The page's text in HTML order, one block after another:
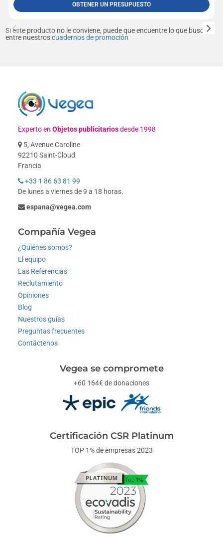
OBTENER UN PRESUPUESTO
Si este producto no le conviene, puede que encuentre lo que busca
entre nuestroscuadernos de promoción
Experto enObjetos publicitariosdesde 1998
5, Avenue Caroline
92210 Saint-Cloud
Francia
+33 1 86 63 81 99
De lunes a viernes de 9 a 18 horas.
espana@vegea.com
Compañía Vegea
¿Quiénes somos?
El equipo
Las Referencias
Reclutamiento
Opiniones
Blog
Nuestros guías
Preguntas frecuentes
Contáctenos
Vegea se compromete
+60 164€ de donaciones
Certificación CSR Platinum
TOP 1% de empresas 2023